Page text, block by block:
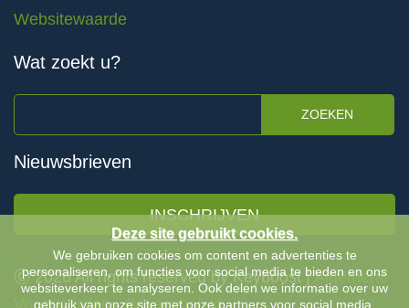
Websitewaarde
Wat zoekt u?
ZOEKEN
Nieuwsbrieven
INSCHRIJVEN
Ⓒ 2026 All rights reserved by Keyboost |Algemene
Deze site gebruikt cookies.
We gebruiken cookies om content en advertenties te
personaliseren, om functies voor social media te bieden en ons
websiteverkeer te analyseren. Ook delen we informatie over uw
gebruik van onze site met onze partners voor social media,